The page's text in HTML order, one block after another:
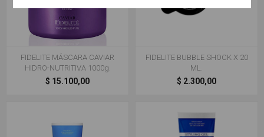
FIDELITE MÁSCARA CAVIAR
HIDRO-NUTRITIVA 1000g.
$ 15.100,00
FIDELITE BUBBLE SHOCK X 20
ML.
$ 2.300,00